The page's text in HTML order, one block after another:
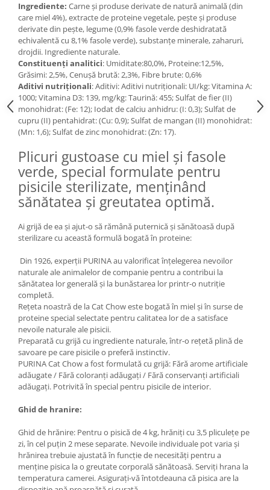
Igiena rozatoare
Hrana Rozatoare
Reptile
Hrana reptile
Igiena reptile
Decoruri terarii
Incalzitoare si pompe terarii
Solutii iluminat terarii
Lampi terarii
Suplimente vitamino minerale
reptile
Accesorii diverse terarii
Iazuri
Conditioner apa iaz
Teste apa iaz
Filtre iaz
Pompe iaz
Incalzitor Iaz
Accesorii iaz
Cai
Toaletare cai
Casti echitatie
Accesorii cai
Ingrediente: Carne și produse derivate de natură animală (din
care miel 4%), extracte de proteine vegetale, pește și produse
derivate din pește, legume (0,9% fasole verde deshidratată
echivalentă cu 8,1% fasole verde), substanțe minerale, zaharuri,
drojdii. Ingrediente naturale.
Constituenţi analitici: Umiditate:80,0%, Proteine:12,5%,
Grăsimi: 2,5%, Cenușă brută: 2,3%, Fibre brute: 0,6%
Aditivi nutriţionali: Aditivi: Aditivi nutriționali: UI/kg: Vitamina A:
1000; Vitamina D3: 139, mg/kg: Taurină: 455; Sulfat de fier (II)
monohidrat: (Fe: 12); Iodat de calciu anhidru: (I: 0,3); Sulfat de
cupru (II) pentahidrat: (Cu: 0,9); Sulfat de mangan (II) monohidrat:
(Mn: 1,6); Sulfat de zinc monohidrat: (Zn: 17).
Plicuri gustoase cu miel și fasole
verde, special formulate pentru
pisicile sterilizate, menținând
sănătatea și greutatea optimă.
Ai grijă de ea și ajut-o să rămână puternică și sănătoasă după
sterilizare cu această formulă bogată în proteine:
Din 1926, experții PURINA au valorificat înțelegerea nevoilor
naturale ale animalelor de companie pentru a contribui la
sănătatea lor generală și la bunăstarea lor printr-o nutriție
completă.
Rețeta noastră de la Cat Chow este bogată în miel și în surse de
proteine special selectate pentru calitatea lor de a satisface
nevoile naturale ale pisicii.
Preparată cu grijă cu ingrediente naturale, într-o rețetă plină de
savoare pe care pisicile o preferă instinctiv.
PURINA Cat Chow a fost formulată cu grijă: Fără arome artificiale
adăugate / Fără coloranți adăugați / Fără conservanți artificiali
adăugați. Potrivită în special pentru pisicile de interior.
Ghid de hranire:
Ghid de hrănire: Pentru o pisică de 4 kg, hrăniți cu 3,5 pliculețe pe
zi, în cel puțin 2 mese separate. Nevoile individuale pot varia și
hrănirea trebuie ajustată în funcție de necesități pentru a
menține pisica la o greutate corporală sănătoasă. Serviți hrana la
temperatura camerei. Asigurați-vă întotdeauna că pisica are la